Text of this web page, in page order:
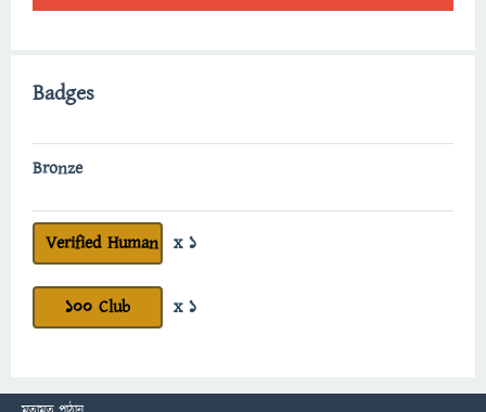
Badges
Bronze
Verified Human x 1
100 Club x 1